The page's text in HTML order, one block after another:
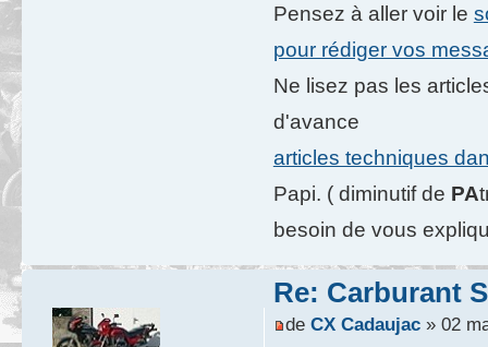
Pensez à aller voir le
pour rédiger vos
Ne lisez pas les
d'avance
articles techniques
Papi. ( diminutif de PA
besoin de vous
Re: Carburant
de CX Cadaujac» 02